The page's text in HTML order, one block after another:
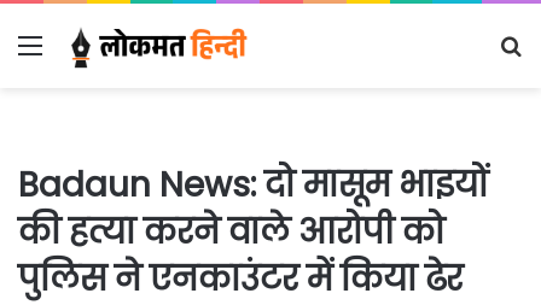
Menu
Badaun News: दो मासूम भाइयों
की हत्या करने वाले आरोपी को
पुलिस ने एनकाउंटर में किया ढेर